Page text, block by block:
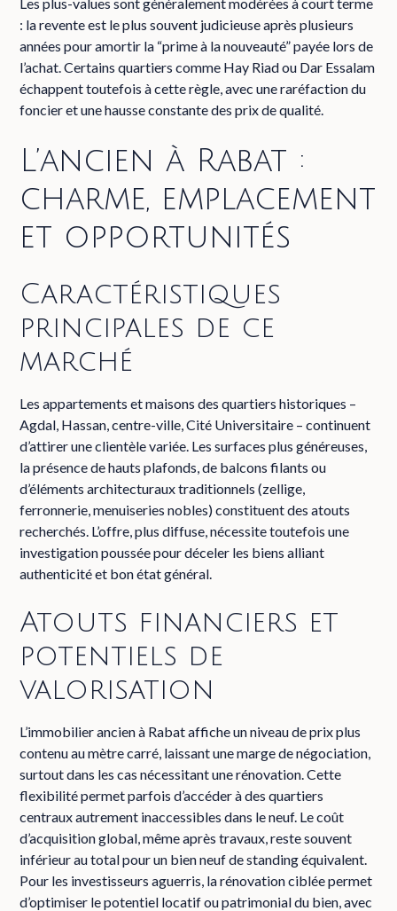
: la revente est le plus souvent judicieuse après plusieurs
années pour amortir la “prime à la nouveauté” payée lors de
l’achat. Certains quartiers comme Hay Riad ou Dar Essalam
échappent toutefois à cette règle, avec une raréfaction du
foncier et une hausse constante des prix de qualité.
L’ancien à Rabat :
charme, emplacement
et opportunités
Caractéristiques
principales de ce
marché
Les appartements et maisons des quartiers historiques –
Agdal, Hassan, centre-ville, Cité Universitaire – continuent
d’attirer une clientèle variée. Les surfaces plus généreuses,
la présence de hauts plafonds, de balcons filants ou
d’éléments architecturaux traditionnels (zellige,
ferronnerie, menuiseries nobles) constituent des atouts
recherchés. L’offre, plus diffuse, nécessite toutefois une
investigation poussée pour déceler les biens alliant
authenticité et bon état général.
Atouts financiers et
potentiels de
valorisation
L’immobilier ancien à Rabat affiche un niveau de prix plus
contenu au mètre carré, laissant une marge de négociation,
surtout dans les cas nécessitant une rénovation. Cette
flexibilité permet parfois d’accéder à des quartiers
centraux autrement inaccessibles dans le neuf. Le coût
d’acquisition global, même après travaux, reste souvent
inférieur au total pour un bien neuf de standing équivalent.
Pour les investisseurs aguerris, la rénovation ciblée permet
d’optimiser le potentiel locatif ou patrimonial du bien, avec